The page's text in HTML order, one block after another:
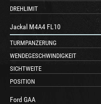
DREHLIMIT
Jackal M4A4 FL10
TURMPANZERUNG
WENDEGESCHWINDIGKEIT
SICHTWEITE
POSITION
Ford GAA